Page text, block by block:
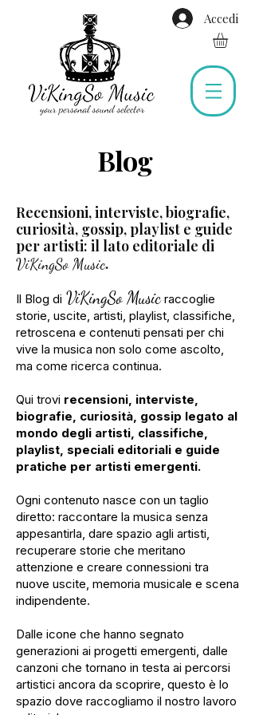
Accedi
Blog
Recensioni, interviste, biografie,
curiosità, gossip, playlist e guide
per artisti: il lato editoriale di
ViKingSo Music.
Il Blog di ViKingSo Musicraccoglie
storie, uscite, artisti, playlist, classifiche,
retroscena e contenuti pensati per chi
vive la musica non solo come ascolto,
ma come ricerca continua.
Qui trovi recensioni, interviste,
biografie, curiosità, gossip legato al
mondo degli artisti, classifiche,
playlist, speciali editoriali e guide
pratiche per artisti emergenti.
Ogni contenuto nasce con un taglio
diretto: raccontare la musica senza
appesantirla, dare spazio agli artisti,
recuperare storie che meritano
attenzione e creare connessioni tra
nuove uscite, memoria musicale e scena
indipendente.
Dalle icone che hanno segnato
generazioni ai progetti emergenti, dalle
canzoni che tornano in testa ai percorsi
artistici ancora da scoprire, questo è lo
spazio dove raccogliamo il nostro lavoro